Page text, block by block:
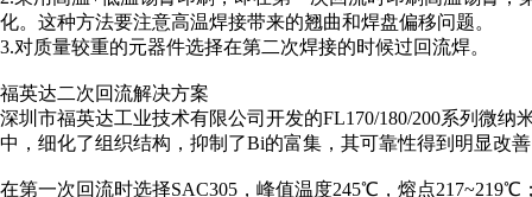
化。这种方法要注意高温焊接带来的翘曲和焊盘偏移问题。
3.对质量较重的元器件选择在第二次焊接的时候过回流焊。
福英达二次回流解决方案
深圳市福英达工业技术有限公司开发的FL170/180/200系列微
中，细化了组织结构，抑制了Bi的富集，其可靠性得到明显改
在第一次回流时选择SAC305，峰值温度245℃，熔点